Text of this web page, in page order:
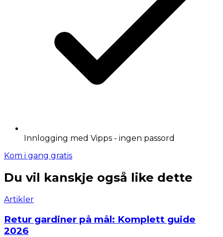
Innlogging med Vipps - ingen passord
Kom i gang gratis
Du vil kanskje også like dette
Artikler
Retur gardiner på mål: Komplett guide
2026